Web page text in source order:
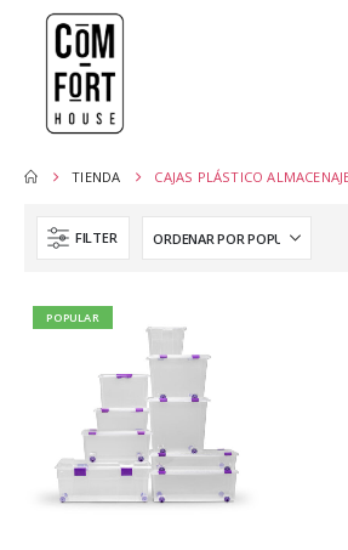
TIENDA CAJAS PLÁSTICO
FILTER
POPULAR